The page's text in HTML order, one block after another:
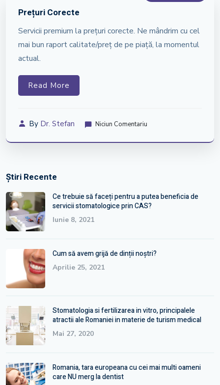
Prețuri Corecte
Servicii premium la prețuri corecte. Ne mândrim cu cel
mai bun raport calitate/preț de pe piață, la momentul
actual.
Read More
By Dr. Stefan Niciun Comentariu
Știri Recente
Ce trebuie să faceți pentru a putea beneficia de
servicii stomatologice prin CAS?
Iunie 8, 2021
Cum să avem grijă de dinții noștri?
Aprilie 25, 2021
Stomatologia si fertilizarea in vitro, principalele
atractii ale Romaniei in materie de turism medical
Mai 27, 2020
Romania, tara europeana cu cei mai multi oameni
care NU merg la dentist